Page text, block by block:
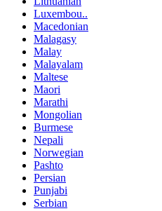
Luxembou..
Macedonian
Malagasy
Malay
Malayalam
Maltese
Maori
Marathi
Mongolian
Burmese
Nepali
Norwegian
Pashto
Persian
Punjabi
Serbian